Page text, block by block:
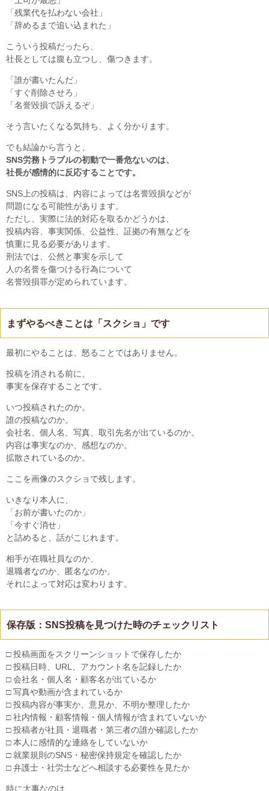
「残業代を払わない会社」
「辞めるまで追い込まれた」
こういう投稿だったら、
社長としては腹も立つし、傷つきます。
「誰が書いたんだ」
「すぐ削除させろ」
「名誉毀損で訴えるぞ」
そう言いたくなる気持ち、よく分かります。
でも結論から言うと、
SNS労務トラブルの初動で一番危ないのは、
社長が感情的に反応することです。
SNS上の投稿は、内容によっては名誉毀損などが
問題になる可能性があります。
ただし、実際に法的対応を取るかどうかは、
投稿内容、事実関係、公益性、証拠の有無などを
慎重に見る必要があります。
刑法では、公然と事実を示して
人の名誉を傷つける行為について
名誉毀損罪が定められています。
まずやるべきことは「スクショ」です
最初にやることは、怒ることではありません。
投稿を消される前に、
事実を保存することです。
いつ投稿されたのか。
誰の投稿なのか。
会社名、個人名、写真、取引先名が出ているのか。
内容は事実なのか、感想なのか。
拡散されているのか。
ここを画像のスクショで残します。
いきなり本人に、
「お前が書いたのか」
「今すぐ消せ」
と詰めると、話がこじれます。
相手が在職社員なのか、
退職者なのか、匿名なのか。
それによって対応は変わります。
保存版：SNS投稿を見つけた時のチェックリスト
□ 投稿画面をスクリーンショットで保存したか
□ 投稿日時、URL、アカウント名を記録したか
□ 会社名・個人名・顧客名が出ているか
□ 写真や動画が含まれているか
□ 投稿内容が事実か、意見か、不明か整理したか
□ 社内情報・顧客情報・個人情報が含まれていないか
□ 投稿者が社員・退職者・第三者の誰か確認したか
□ 本人に感情的な連絡をしていないか
□ 就業規則のSNS・秘密保持規定を確認したか
□ 弁護士・社労士などへ相談する必要性を見たか
特に大事なのは、